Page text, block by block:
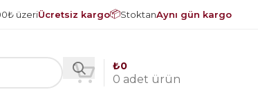
üzeriÜcretsiz kargo📦StoktanAynı gün kargo
0 adet ürün
₺0